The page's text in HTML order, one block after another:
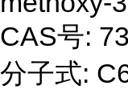
CAS号:
分子式: